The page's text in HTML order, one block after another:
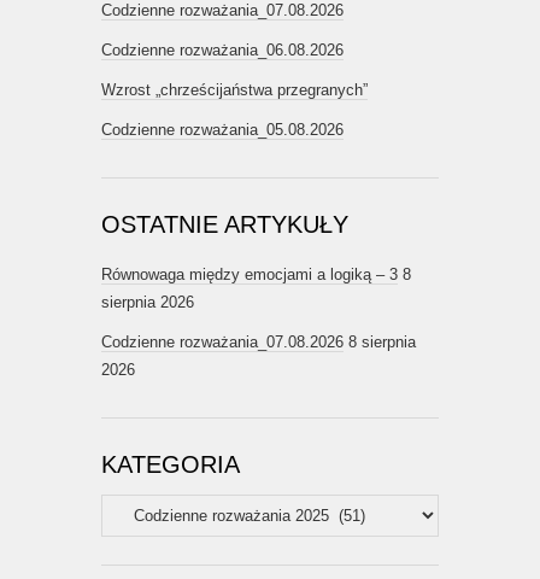
Codzienne rozważania_07.08.2026
Codzienne rozważania_06.08.2026
Wzrost „chrześcijaństwa przegranych”
Codzienne rozważania_05.08.2026
OSTATNIE ARTYKUŁY
Równowaga między emocjami a logiką – 3 8
sierpnia 2026
Codzienne rozważania_07.08.2026 8 sierpnia
2026
KATEGORIA
Kategoria